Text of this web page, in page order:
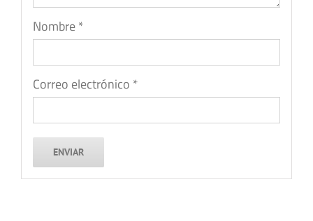
Nombre*
Correo electrónico *